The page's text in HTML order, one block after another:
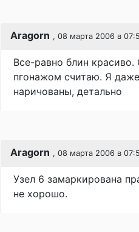
Aragorn , 08 марта 2006 в
Все-равно блин
пгонажом считаю. Я
наричованы, детально
Aragorn , 08 марта 2006 в
Узел 6 замаркирована
не хорошо.